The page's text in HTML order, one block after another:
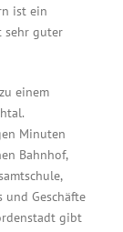
ist ein
sehr guter
einem
Minuten
Bahnhof,
und Geschäfte
gibt